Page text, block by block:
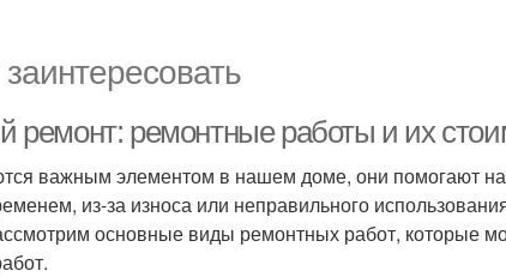
ремонт: ремонтные работы и их
важным элементом в нашем доме, они помогают
из-за износа или неправильного
основные виды ремонтных работ, которые